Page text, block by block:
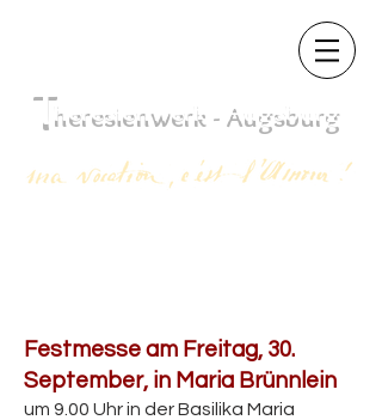
Theresienwerk - Augsburg
Festmesse am Freitag, 30.
September, in Maria Brünnlein
um 9.00 Uhr in der Basilika Maria